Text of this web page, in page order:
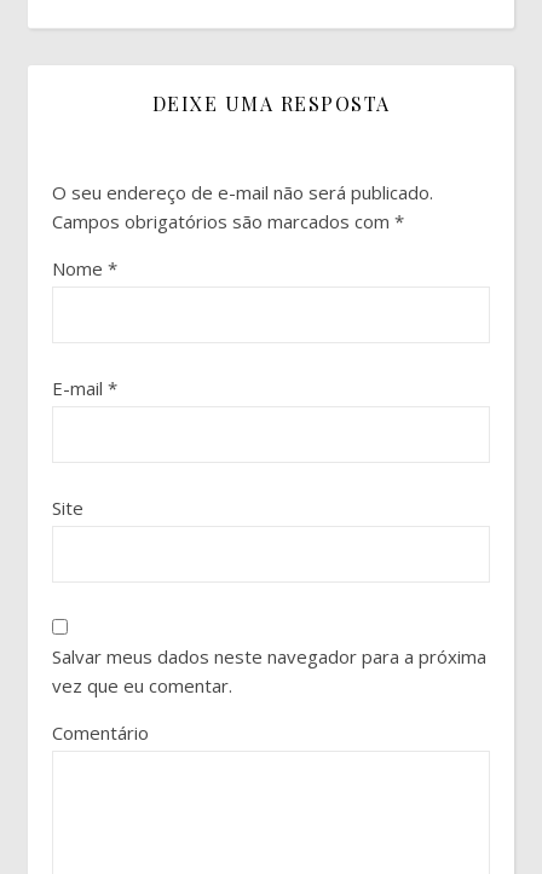
DEIXE UMA RESPOSTA
O seu endereço de e-mail não será publicado.
Campos obrigatórios são marcados com *
Nome *
E-mail *
Site
Salvar meus dados neste navegador para a próxima
vez que eu comentar.
Comentário